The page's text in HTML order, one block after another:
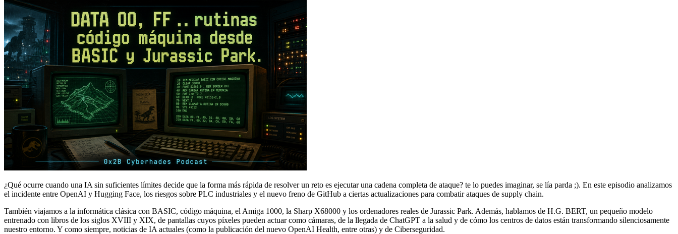
¿Qué ocurre cuando una IA sin suficientes límites decide que la forma más rápida de resolver un reto es ejecutar una cadena completa de ataque? te lo puedes imaginar, se lía parda ;). En este episodio analizamos
el incidente entre OpenAI y Hugging Face, los riesgos sobre PLC industriales y el nuevo freno de GitHub a ciertas actualizaciones para combatir ataques de supply chain.
También viajamos a la informática clásica con BASIC, código máquina, el Amiga 1000, la Sharp X68000 y los ordenadores reales de Jurassic Park. Además, hablamos de H.G. BERT, un pequeño modelo
entrenado con libros de los siglos XVIII y XIX, de pantallas cuyos píxeles pueden actuar como cámaras, de la llegada de ChatGPT a la salud y de cómo los centros de datos están transformando silenciosamente
nuestro entorno. Y como siempre, noticias de IA actuales (como la publicación del nuevo OpenAI Health, entre otras) y de Ciberseguridad.